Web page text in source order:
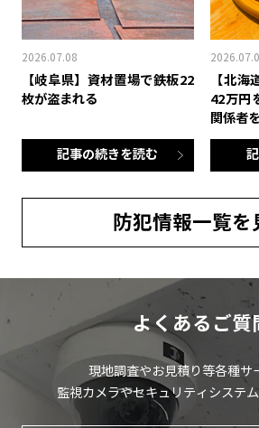
2026.07.08
【岐阜県】資材置場で鉄板22
枚が盗まれる
記事の続きを読む
【北
42万円
関係者
防犯情報一覧を
よくあるご質
現地調査やお見積り等各種サ
監視カメラやセキュリティシステ